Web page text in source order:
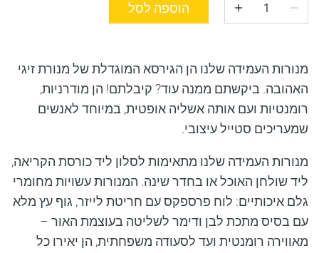
הוספה לסל
מנורות העמידה שלנו הן הגירסא המוגדלת של מנורת זיגי
האהובה. ביקשתם ממנה עוד? קיבלתם! הן מודרניות,
רומנטיות ועם אותה אשליה אופטית, במיוחד לאנשים
שמעריכים סטייל עיצובי.
מנורות העמידה שלנו מתאימות לסלון ליד כורסת הקריאה,
ליד שולחן האוכל או בחדר שינה. המנורות עשויות מחומרי
גלם איכותיים: לוח פרספקס עם חריטת לייזר, גוף עץ מלא
עם בסיס מתכת לבן ודימר לשליטה בעוצמת האור –
מאווירה רומנטית ועד לסעודה משפחתית, הן יאירו כל